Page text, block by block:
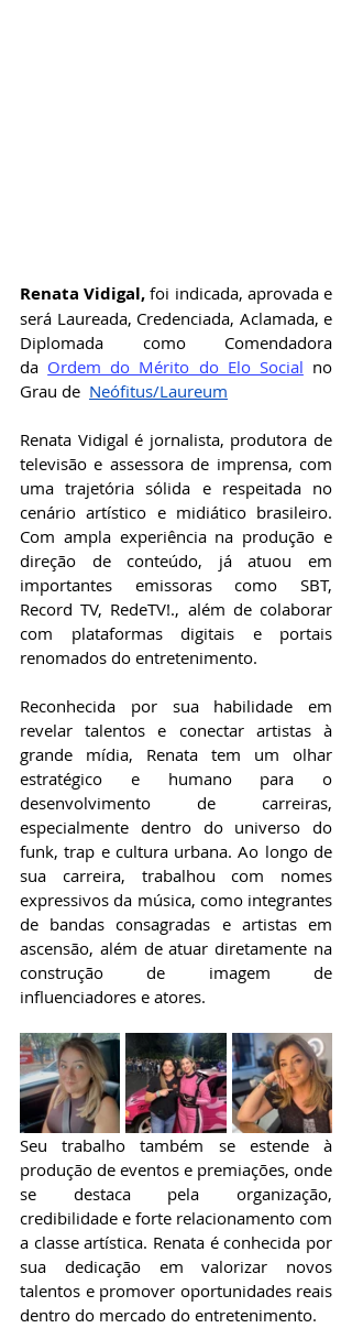
Renata Vidigal, foi indicada, aprovada e
será Laureada, Credenciada, Aclamada, e
Diplomada como Comendadora
da Ordem do Mérito do Elo Social no
Grau de Neófitus/Laureum
Renata Vidigal é jornalista, produtora de
televisão e assessora de imprensa, com
uma trajetória sólida e respeitada no
cenário artístico e midiático brasileiro.
Com ampla experiência na produção e
direção de conteúdo, já atuou em
importantes emissoras como SBT,
Record TV, RedeTV!., além de colaborar
com plataformas digitais e portais
renomados do entretenimento.
Reconhecida por sua habilidade em
revelar talentos e conectar artistas à
grande mídia, Renata tem um olhar
estratégico e humano para o
desenvolvimento de carreiras,
especialmente dentro do universo do
funk, trap e cultura urbana. Ao longo de
sua carreira, trabalhou com nomes
expressivos da música, como integrantes
de bandas consagradas e artistas em
ascensão, além de atuar diretamente na
construção de imagem de
influenciadores e atores.
Seu trabalho também se estende à
produção de eventos e premiações, onde
se destaca pela organização,
credibilidade e forte relacionamento com
a classe artística. Renata é conhecida por
sua dedicação em valorizar novos
talentos e promover oportunidades reais
dentro do mercado do entretenimento.